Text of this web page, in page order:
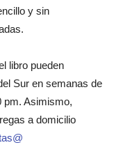
y sin
libro pueden
Sur en semanas de
pm. Asimismo,
a domicilio